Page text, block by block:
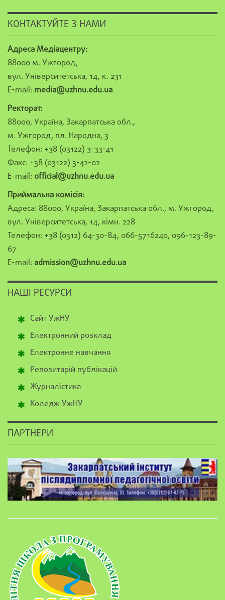
КОНТАКТУЙТЕ З НАМИ
Адреса Медіацентру:
88000 м. Ужгород,
вул. Університетська, 14, к. 231
E-mail: media@uzhnu.edu.ua
Ректорат:
88000, Україна, Закарпатська обл.,
м. Ужгород, пл. Народна, 3
Телефон: +38 (03122) 3-33-41
Факс: +38 (03122) 3-42-02
E-mail: official@uzhnu.edu.ua
Приймальна комісія:
Адреса: 88000, Україна, Закарпатська обл., м. Ужгород,
вул. Університетська, 14, кімн. 228
Телефон: +38 (0312) 64-30-84, 066-5716240, 096-123-89-
67
E-mail: admission@uzhnu.edu.ua
НАШІ РЕСУРСИ
Сайт УжНУ
Електронний розклад
Електронне навчання
Репозитарій публікацій
Журналістика
Коледж УжНУ
ПАРТНЕРИ